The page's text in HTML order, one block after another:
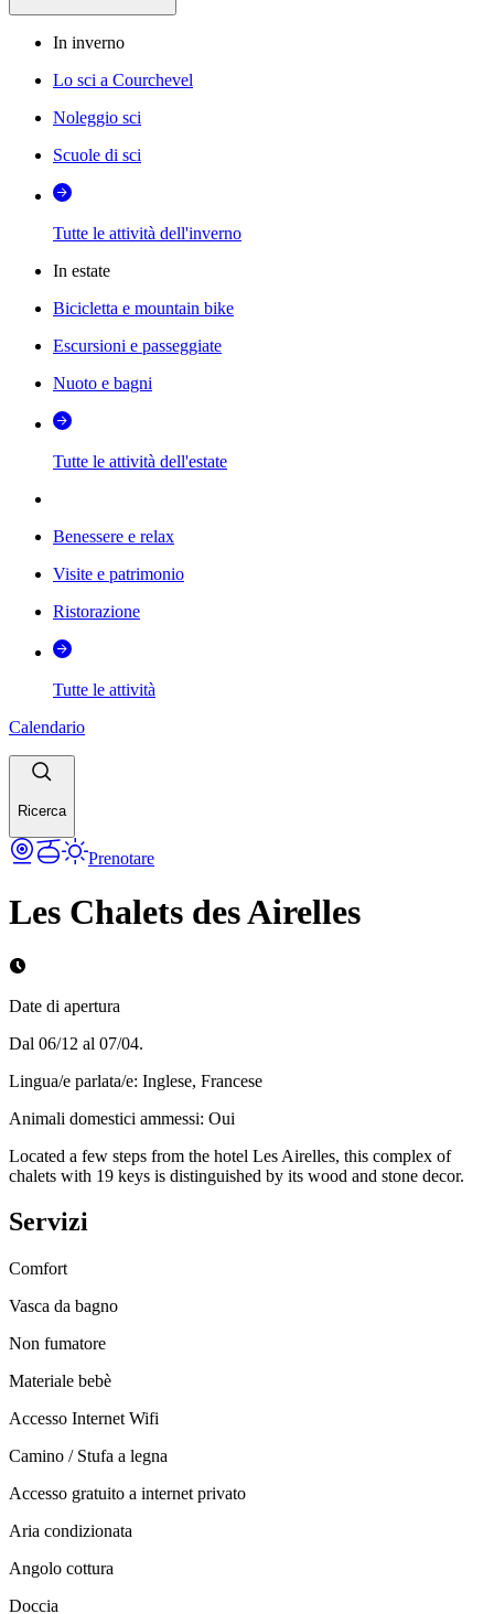
In inverno
Lo sci a Courchevel
Noleggio sci
Scuole di sci
Tutte le attività dell'inverno
In estate
Bicicletta e mountain bike
Escursioni e passeggiate
Nuoto e bagni
Tutte le attività dell'estate
Benessere e relax
Visite e patrimonio
Ristorazione
Tutte le attività
Calendario
Ricerca
Prenotare
Les Chalets des Airelles
Date di apertura
Dal 06/12 al 07/04.
Lingua/e parlata/e: Inglese, Francese
Animali domestici ammessi: Oui
Located a few steps from the hotel Les Airelles, this complex of
chalets with 19 keys is distinguished by its wood and stone decor.
Servizi
Comfort
Vasca da bagno
Non fumatore
Materiale bebè
Accesso Internet Wifi
Camino / Stufa a legna
Accesso gratuito a internet privato
Aria condizionata
Angolo cottura
Doccia